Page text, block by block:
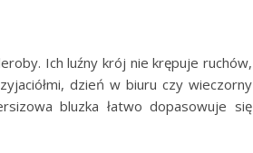
Ich luźny krój nie krępuje ruchów,
dzień w biuru czy wieczorny
bluzka łatwo dopasowuje się